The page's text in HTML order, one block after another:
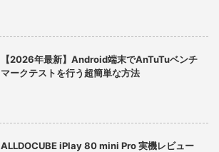
【2026年最新】Android端末でAnTuTuベンチ
マークテストを行う超簡単な方法
ALLDOCUBE iPlay 80 mini Pro 実機レビュー